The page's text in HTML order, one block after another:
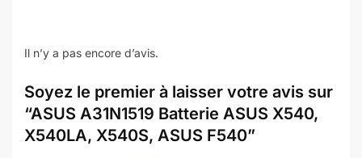
Il n’y a pas encore d’avis.
Soyez le premier à laisser votre avis sur
“ASUS A31N1519 Batterie ASUS X540,
X540LA, X540S, ASUS F540”